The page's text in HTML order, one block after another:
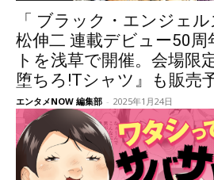
「 ブラック・エンジェ
松伸二 連載デビュー50周
トを浅草で開催。会場限
堕ちろ!Tシャツ』も販売
エンタメNOW 編集部 - 2025年1月24日